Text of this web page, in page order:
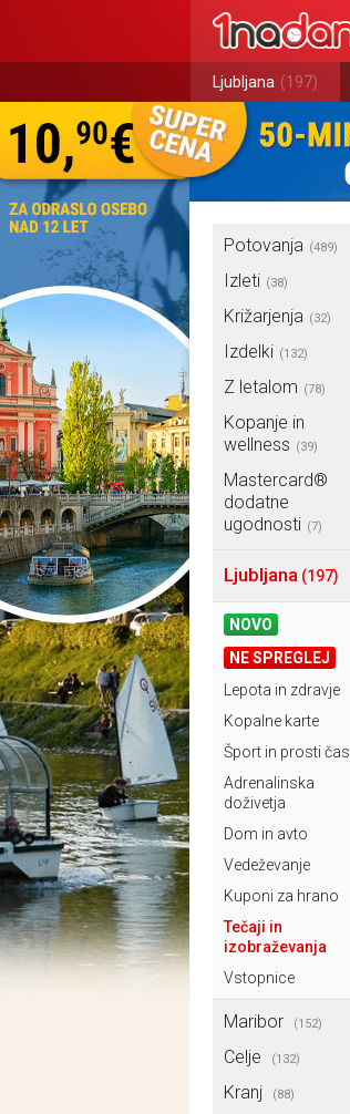
Ljubljana (197)
Potovanja (489)
Izleti (38)
Križarjenja (32)
Izdelki (132)
Z letalom (78)
Kopanje in
wellness (39)
Mastercard®
dodatne
ugodnosti (7)
Ljubljana (197)
NOVO
NE SPREGLEJ
Lepota in zdravje
Kopalne karte
Šport in prosti čas
Adrenalinska
doživetja
Dom in avto
Vedeževanje
Kuponi za hrano
Tečaji in
izobraževanja
Vstopnice
Maribor (152)
Celje (132)
Kranj (88)